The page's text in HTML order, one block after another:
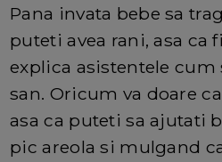
Pana invata bebe sa
puteti avea rani, asa ca
explica asistentele cum
san. Oricum va doare
asa ca puteti sa ajutati
pic areola si mulgand